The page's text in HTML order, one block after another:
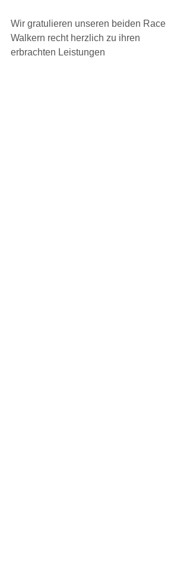
Wir gratulieren unseren beiden Race
Walkern recht herzlich zu ihren
erbrachten Leistungen